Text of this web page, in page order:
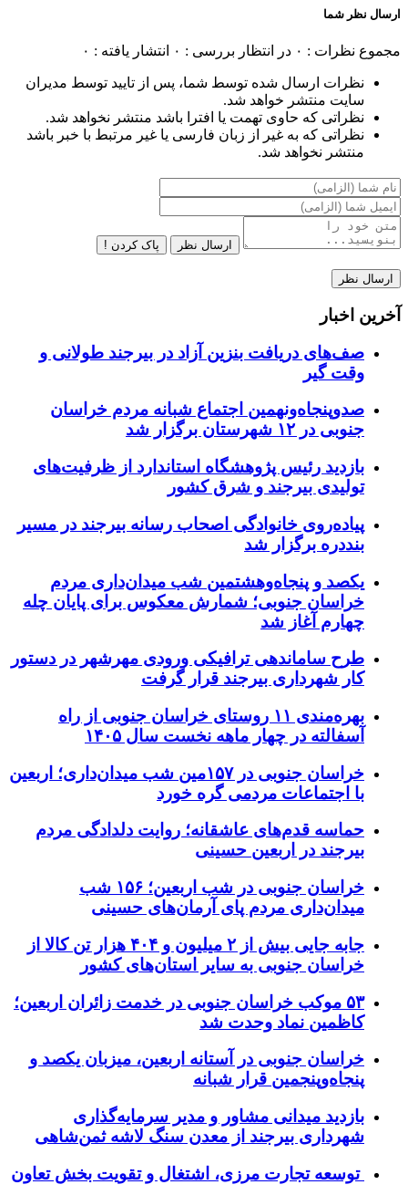
ارسال نظر شما
مجموع نظرات : ۰ در انتظار بررسی : ۰ انتشار یافته : ۰
نظرات ارسال شده توسط شما، پس از تایید توسط مدیران
سایت منتشر خواهد شد.
نظراتی که حاوی تهمت یا افترا باشد منتشر نخواهد شد.
نظراتی که به غیر از زبان فارسی یا غیر مرتبط با خبر باشد
منتشر نخواهد شد.
ارسال نظر پاک کردن !
آخرین اخبار
صف‌های دریافت بنزین آزاد در بیرجند طولانی و
وقت گیر
صدوپنجاه‌ونهمین اجتماع شبانه مردم خراسان
جنوبی در ۱۲ شهرستان برگزار شد
بازدید رئیس پژوهشگاه استاندارد از ظرفیت‌های
تولیدی بیرجند و شرق کشور
پیاده‌روی خانوادگی اصحاب رسانه بیرجند در مسیر
بنددره برگزار شد
یکصد و پنجاه‌وهشتمین شب میدان‌داری مردم
خراسان جنوبی؛ شمارش معکوس برای پایان چله
چهارم آغاز شد
طرح ساماندهی ترافیکی ورودی مهرشهر در دستور
کار شهرداری بیرجند قرار گرفت
بهره‌مندی ۱۱ روستای خراسان جنوبی از راه
آسفالته در چهار ماهه نخست سال ۱۴۰۵
خراسان جنوبی در ۱۵۷مین شب میدان‌داری؛ اربعین
با اجتماعات مردمی گره خورد
حماسه قدم‌های عاشقانه؛ روایت دلدادگی مردم
بیرجند در اربعین حسینی
خراسان جنوبی در شب اربعین؛ ۱۵۶ شب
میدان‌داری مردم پای آرمان‌های حسینی
جابه جایی بیش از ۲ میلیون و ۴۰۴ هزار تن کالا از
خراسان جنوبی به سایر استان‌های کشور
۵۳ موکب خراسان جنوبی در خدمت زائران اربعین؛
کاظمین نماد وحدت شد
خراسان جنوبی در آستانه اربعین، میزبان یکصد و
پنجاه‌وپنجمین قرار شبانه
بازدید میدانی مشاور و مدیر سرمایه‌گذاری
شهرداری بیرجند از معدن سنگ لاشه ثمن‌شاهی
توسعه تجارت مرزی، اشتغال و تقویت بخش تعاون